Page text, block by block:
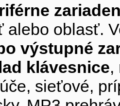
alebo oblasť.
výstupné
klávesnice,
sieťové,